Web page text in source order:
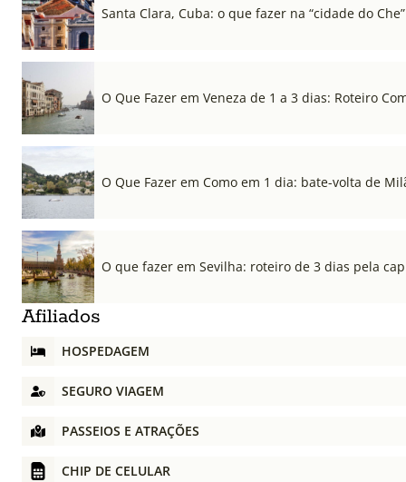
Santa Clara, Cuba: o que fazer na “cidade do Che”
O Que Fazer em Veneza de 1 a 3 dias: Roteiro
O Que Fazer em Como em 1 dia: bate-volta de
O que fazer em Sevilha: roteiro de 3 dias pela
Afiliados
HOSPEDAGEM
SEGURO VIAGEM
PASSEIOS E ATRAÇÕES
CHIP DE CELULAR